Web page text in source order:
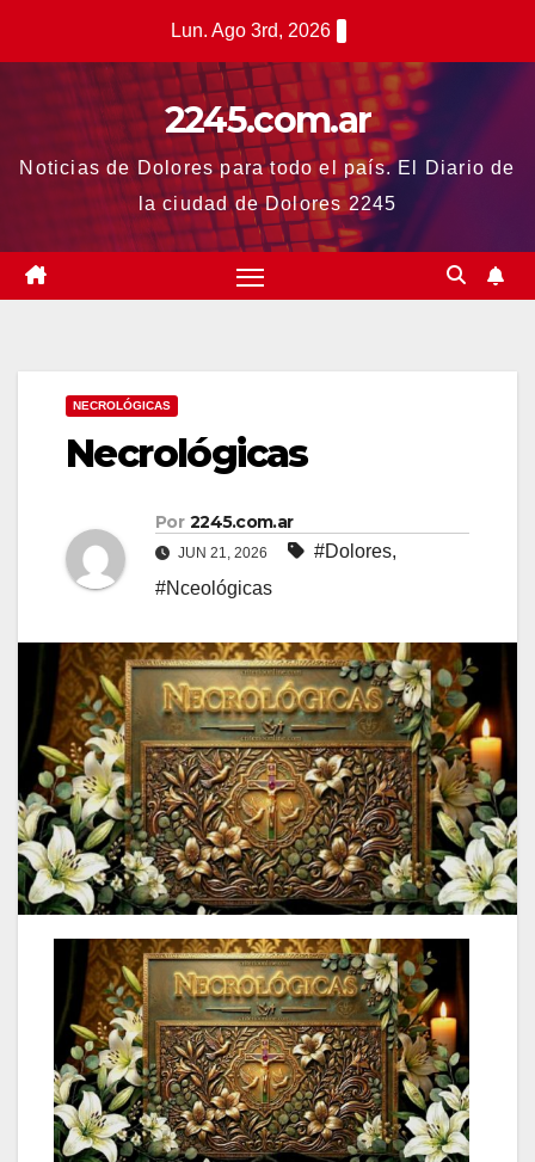
Lun. Ago 3rd, 2026
2245.com.ar
Noticias de Dolores para todo el país. El Diario de
la ciudad de Dolores 2245
NECROLÓGICAS
Necrológicas
Por 2245.com.ar
JUN 21, 2026 #Dolores,
#Nceológicas